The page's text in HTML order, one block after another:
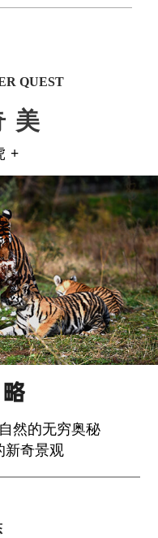
QUEST
美
然的无穷奥秘
新奇景观